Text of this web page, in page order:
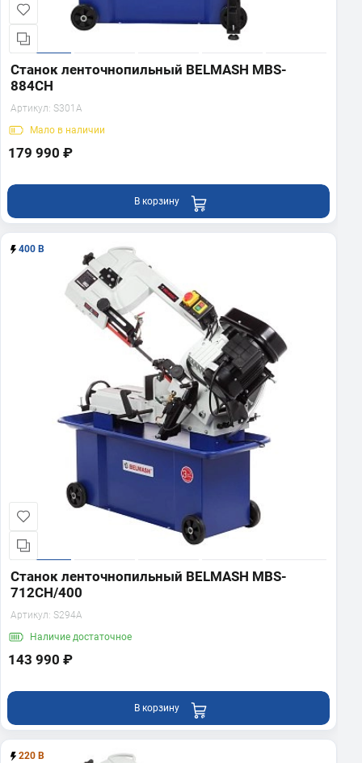
Станок ленточнопильный BELMASH MBS-
884CH
Артикул: S301A
Мало в наличии
179 990 ₽
В корзину
400 В
Станок ленточнопильный BELMASH MBS-
712CH/400
Артикул: S294A
Наличие достаточное
143 990 ₽
В корзину
220 В